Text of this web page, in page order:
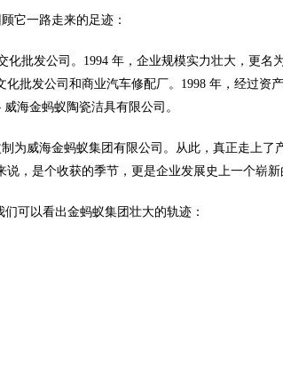
它一路走来的足迹：
批发公司。1994 年，企业规模实力壮大，更名
批发公司和商业汽车修配厂。1998 年，经过资
海金蚂蚁陶瓷洁具有限公司。
为威海金蚂蚁集团有限公司。从此，真正走上了
，是个收获的季节，更是企业发展史上一个崭新
可以看出金蚂蚁集团壮大的轨迹：